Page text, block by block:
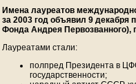
Имена лауреатов
за 2003 год объявил 9 декабря
Фонда Андрея
Лауреатами стали:
полпред Президента в
государственности;